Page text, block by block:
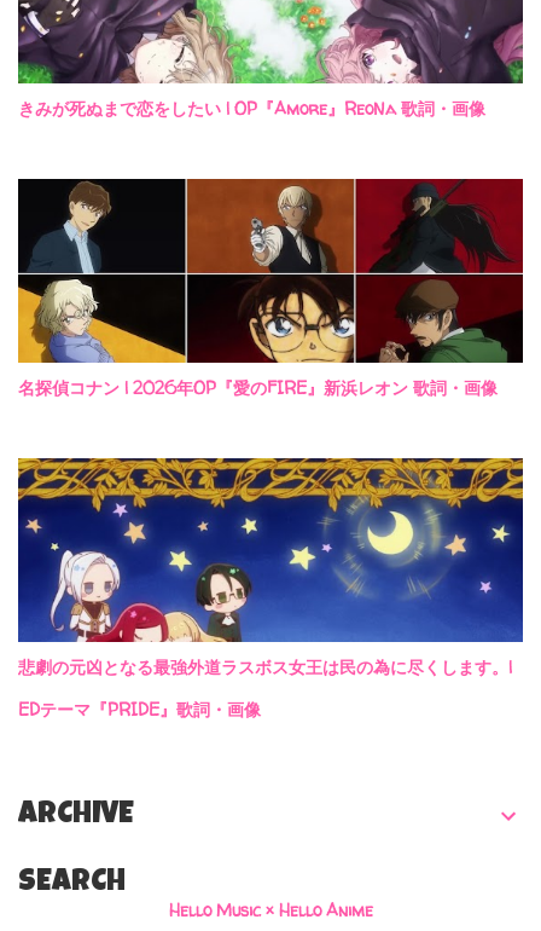
きみが死ぬまで恋をしたい | OP『Amore』ReoNa 歌詞・画像
名探偵コナン | 2026年OP『愛のFIRE』新浜レオン 歌詞・画像
悲劇の元凶となる最強外道ラスボス女王は民の為に尽くします。|
EDテーマ『PRIDE』歌詞・画像
ARCHIVE
SEARCH
Hello Music × Hello Anime